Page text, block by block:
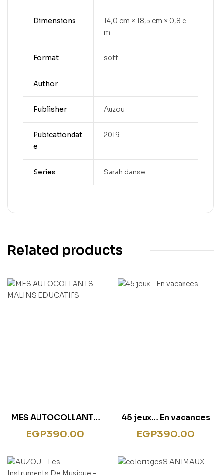
Dimensions
14,0 cm × 18,5 cm × 0,8 c
m
Format soft
Author .
Publisher Auzou
Pubicationdat
e
2019
Series Sarah danse
Related products
MES AUTOCOLLANTS
MALINS EDUCATIFS
EGP390.00
45 jeux… En vacances
EGP390.00